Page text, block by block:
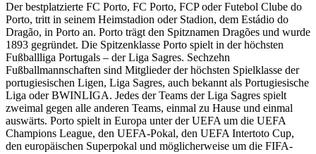
Der bestplatzierte FC Porto, FC Porto, FCP oder Futebol Clube do
Porto, tritt in seinem Heimstadion oder Stadion, dem Estádio do
Dragão, in Porto an. Porto trägt den Spitznamen Dragões und wurde
1893 gegründet. Die Spitzenklasse Porto spielt in der höchsten
Fußballliga Portugals – der Liga Sagres. Sechzehn
Fußballmannschaften sind Mitglieder der höchsten Spielklasse der
portugiesischen Ligen, Liga Sagres, auch bekannt als Portugiesische
Liga oder BWINLIGA. Jedes der Teams der Liga Sagres spielt
zweimal gegen alle anderen Teams, einmal zu Hause und einmal
auswärts. Porto spielt in Europa unter der UEFA um die UEFA
Champions League, den UEFA-Pokal, den UEFA Intertoto Cup,
den europäischen Superpokal und möglicherweise um die FIFA-